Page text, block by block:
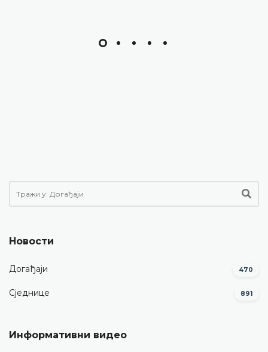
Новости
Догађаји 470
Сједнице 891
Информативни видео